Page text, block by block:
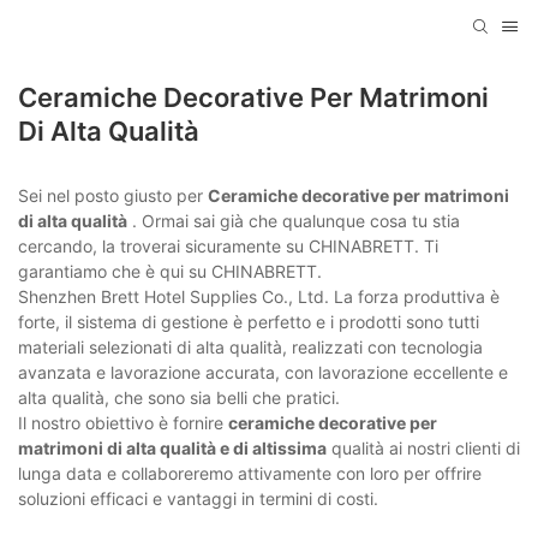
Ceramiche Decorative Per Matrimoni
Di Alta Qualità
Sei nel posto giusto per Ceramiche decorative per matrimoni
di alta qualità . Ormai sai già che qualunque cosa tu stia
cercando, la troverai sicuramente su CHINABRETT. Ti
garantiamo che è qui su CHINABRETT.
Shenzhen Brett Hotel Supplies Co., Ltd. La forza produttiva è
forte, il sistema di gestione è perfetto e i prodotti sono tutti
materiali selezionati di alta qualità, realizzati con tecnologia
avanzata e lavorazione accurata, con lavorazione eccellente e
alta qualità, che sono sia belli che pratici.
Il nostro obiettivo è fornire ceramiche decorative per
matrimoni di alta qualità e di altissima qualità ai nostri clienti di
lunga data e collaboreremo attivamente con loro per offrire
soluzioni efficaci e vantaggi in termini di costi.